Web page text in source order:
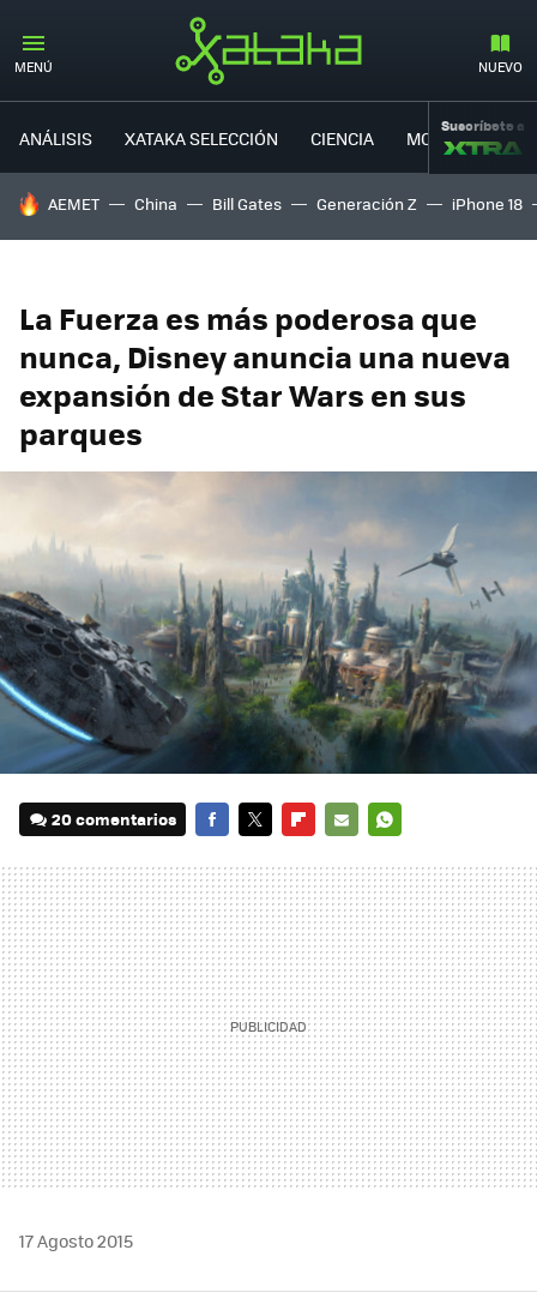
MENÚ NUEVO
ANÁLISIS XATAKA SELECCIÓN CIENCIA MOVILIDAD
Suscríbete a
HOY SE HABLA DE
AEMET China Bill Gates Generación Z iPhone 18
La Fuerza es más poderosa que
nunca, Disney anuncia una nueva
expansión de Star Wars en sus
parques
20 comentarios
MAIL
17 Agosto 2015